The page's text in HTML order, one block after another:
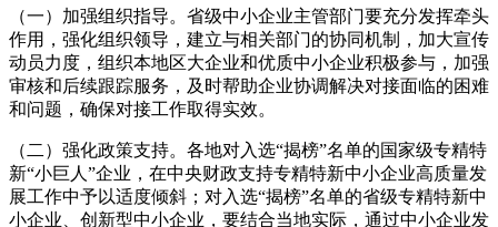
（一）加强组织指导。省级中小企业主管部门要充分发挥牵头
作用，强化组织领导，建立与相关部门的协同机制，加大宣传
动员力度，组织本地区大企业和优质中小企业积极参与，加强
审核和后续跟踪服务，及时帮助企业协调解决对接面临的困难
和问题，确保对接工作取得实效。
（二）强化政策支持。各地对入选“揭榜”名单的国家级专精特
新“小巨人”企业，在中央财政支持专精特新中小企业高质量发
展工作中予以适度倾斜；对入选“揭榜”名单的省级专精特新中
小企业、创新型中小企业，要结合当地实际，通过中小企业发